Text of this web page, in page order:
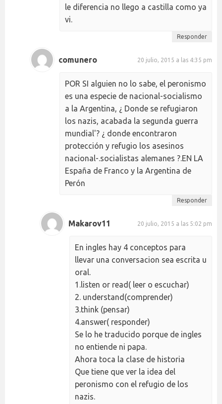
le diferencia no llego a castilla como ya
vi.
Responder
comunero 20 julio, 2015 a las 4:35 pm
POR SI alguien no lo sabe, el peronismo
es una especie de nacional-socialismo
a la Argentina, ¿ Donde se refugiaron
los nazis, acabada la segunda guerra
mundial'? ¿ donde encontraron
protección y refugio los asesinos
nacional-.socialistas alemanes ?.EN LA
España de Franco y la Argentina de
Perón
Responder
Makarov11 20 julio, 2015 a las 5:02 pm
En ingles hay 4 conceptos para
llevar una conversacion sea escrita u
oral.
1.listen or read( leer o escuchar)
2. understand(comprender)
3.think (pensar)
4.answer( responder)
Se lo he traducido porque de ingles
no entiende ni papa.
Ahora toca la clase de historia
Que tiene que ver la idea del
peronismo con el refugio de los
nazis.